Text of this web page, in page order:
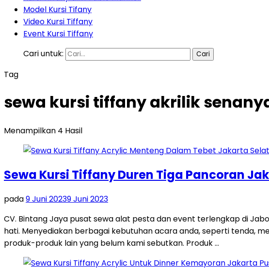
Model Kursi Tifany
Video Kursi Tiffany
Event Kursi Tiffany
Cari untuk:
Tag
sewa kursi tiffany akrilik
Menampilkan 4 Hasil
Sewa Kursi Tiffany Duren Tiga Pancoran
pada9 Juni 20239 Juni 2023
CV. Bintang Jaya pusat sewa alat pesta dan event terlengkap di
hati. Menyediakan berbagai kebutuhan acara anda, seperti tenda,
produk-produk lain yang belum kami sebutkan. Produk …